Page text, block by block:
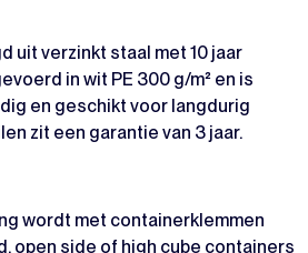
uit verzinkt staal met 10 jaar
in wit PE 300 g/m² en is
en geschikt voor langdurig
zit een garantie van 3 jaar.
wordt met containerklemmen
open side of high cube containers